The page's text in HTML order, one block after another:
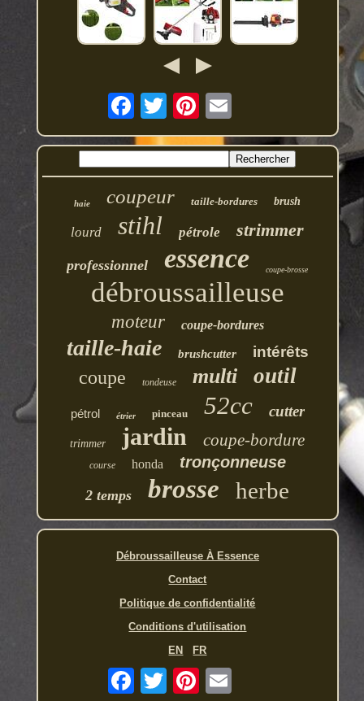
haie coupeur taille-bordures brush
lourd stihl pétrole strimmer
professionnel essence coupe-brosse
débroussailleuse
moteur coupe-bordures
taille-haie brushcutter intérêts
coupe tondeuse multi outil
pétrol étrier pinceau 52cc cutter
trimmer jardin coupe-bordure
course honda tronçonneuse
2 temps brosse herbe
Débroussailleuse À Essence
Contact
Politique de confidentialité
Conditions d'utilisation
EN
FR